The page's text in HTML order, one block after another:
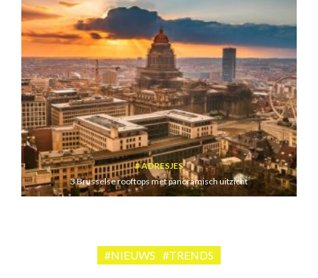
ADRESJES
3 Brusselse rooftops met panoramisch uitzicht
#NIEUWS #TRENDS